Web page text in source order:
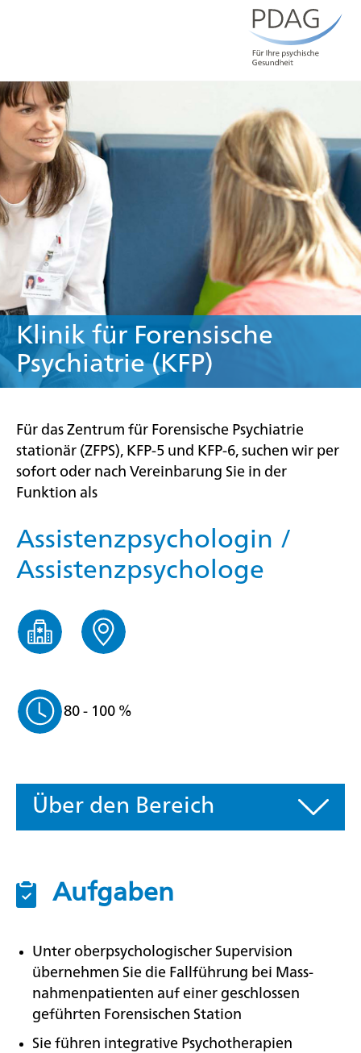
Klinik für Forensische
Psychiatrie (KFP)
Für das Zentrum für Forensische Psychiatrie
stationär (ZFPS), KFP-5 und KFP-6, suchen wir per
sofort oder nach Vereinbarung Sie in der
Funktion als
Assistenzpsychologin /
Assistenzpsychologe
80 - 100 %
Über den Bereich
Aufgaben
Unter oberpsychologischer Supervision
übernehmen Sie die Fallführung bei Mass-
nahmenpatienten auf einer geschlossen
geführten Forensischen Station
Sie führen integrative Psychotherapien